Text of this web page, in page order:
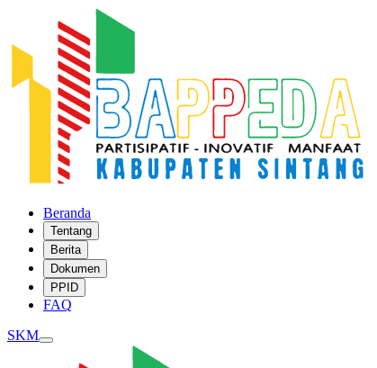
Beranda
Tentang
Berita
Dokumen
PPID
FAQ
SKM